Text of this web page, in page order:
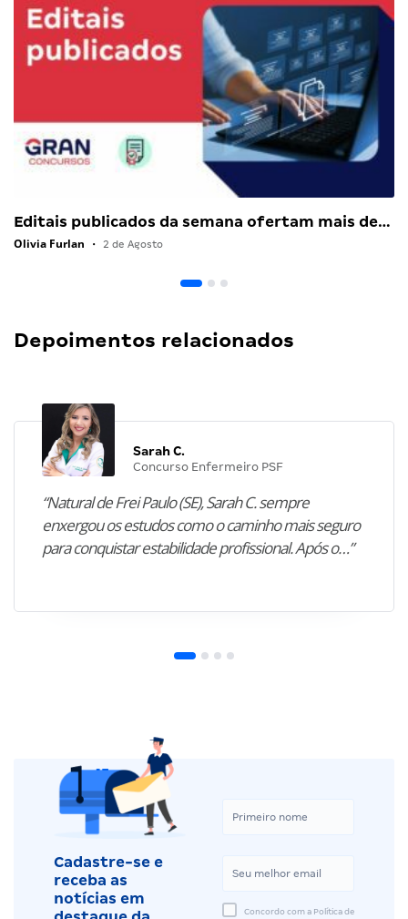
Editais publicados da semana ofertam mais de…
Olivia Furlan • 2 de Agosto
Depoimentos relacionados
Sarah C.
Concurso Enfermeiro PSF
“Natural de Frei Paulo (SE), Sarah C. sempre
enxergou os estudos como o caminho mais seguro
para conquistar estabilidade profissional. Após o…”
Cadastre-se e
receba as
notícias em
Concordo com a Política de